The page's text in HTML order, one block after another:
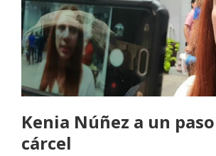
Kenia Núñez a un
cárcel